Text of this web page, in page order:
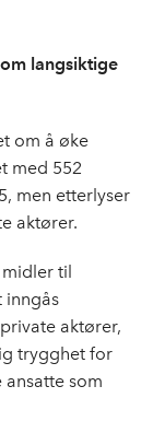
langsiktige
om å øke
med 552
men etterlyser
aktører.
til
inngås
aktører,
trygghet for
som